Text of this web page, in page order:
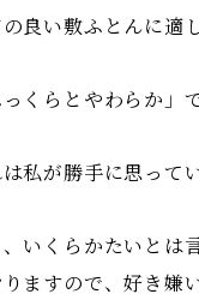
良い敷ふとんに適
くらとやわらか」
私が勝手に思っ
いくらかたいとは
ますので、好き嫌